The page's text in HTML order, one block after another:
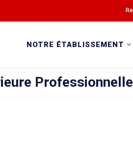
NOTRE ÉTABLISSEMENT
Professionnelle